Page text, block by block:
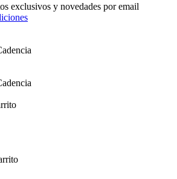
exclusivos y novedades por email